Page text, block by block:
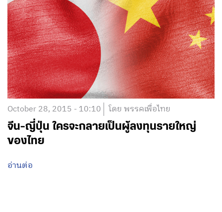
October 28, 2015 - 10:10 โดย พรรคเพื่อไทย
จีน-ญี่ปุ่น ใครจะกลายเป็นผู้ลงทุนรายใหญ่
ของไทย
อ่านต่อ